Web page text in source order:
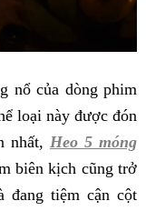
nổ của dòng phim
loại này được đón
nhất, Heo 5 móng
biên kịch cũng trở
đang tiệm cận cột